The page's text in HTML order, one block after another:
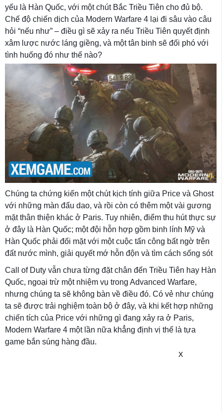
yếu là Hàn Quốc, với một chút Bắc Triều Tiên cho đủ bộ.
Chế độ chiến dịch của Modern Warfare 4 lại đi sâu vào câu
hỏi “nếu như” – điều gì sẽ xảy ra nếu Triều Tiên quyết định
xâm lược nước láng giềng, và một tân binh sẽ đối phó với
tình huống đó như thế nào?
Chúng ta chứng kiến ​​một chút kịch tính giữa Price và Ghost
với những màn đấu dao, và rồi còn có thêm một vài gương
mặt thân thiện khác ở Paris. Tuy nhiên, điểm thu hút thực sự
ở đây là Hàn Quốc; một đội hỗn hợp gồm binh lính Mỹ và
Hàn Quốc phải đối mặt với một cuộc tấn công bất ngờ trên
đất nước mình, giải quyết mớ hỗn độn và tìm cách sống sót
Call of Duty vẫn chưa từng đặt chân đến Triều Tiên hay Hàn
Quốc, ngoại trừ một nhiệm vụ trong Advanced Warfare,
nhưng chúng ta sẽ không bàn về điều đó. Có vẻ như chúng
ta sẽ được trải nghiệm toàn bộ ở đây, và khi kết hợp những
chiến tích của Price với những gì đang xảy ra ở Paris,
Modern Warfare 4 một lần nữa khẳng định vị thế là tựa
game bắn súng hàng đầu.
X